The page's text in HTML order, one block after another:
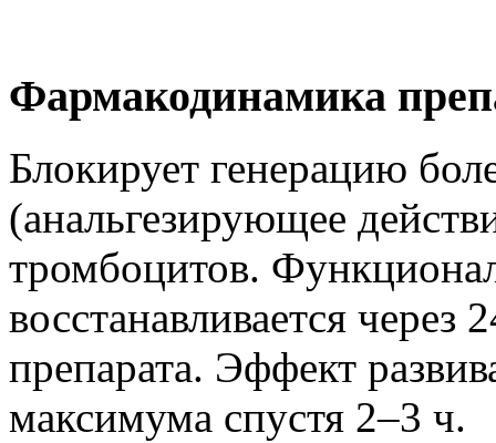
Фармакодинамика
Блокирует генерацию
(анальгезирующее
тромбоцитов.
восстанавливается
препарата. Эффект
максимума спустя 2–3 ч.